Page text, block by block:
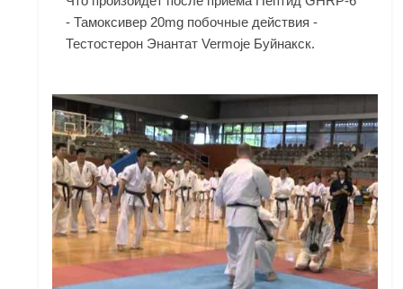
- Тамоксивер 20mg побочные действия -
Тестостерон Энантат Vermoje Буйнакск.